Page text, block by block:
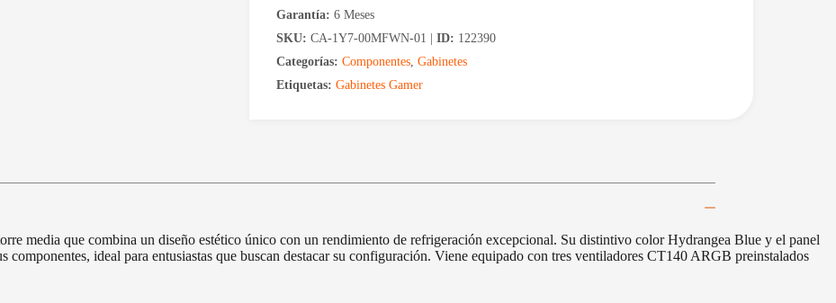
Garantía: 6 Meses
SKU: CA-1Y7-00MFWN-01 | ID: 122390
Categorías: Componentes, Gabinetes
Etiquetas: Gabinetes Gamer
media que combina un diseño estético único con un rendimiento de refrigeración excepcional. Su distintivo color Hydrangea Blue y el panel
ideal para entusiastas que buscan destacar su configuración. Viene equipado con tres ventiladores CT140 ARGB preinstalados